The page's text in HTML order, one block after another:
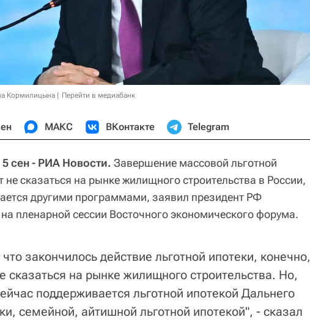
Кормилицына Перейти в медиабанк
МАКС ВКонтакте Telegram
сен - РИА Новости. Завершение массовой льготной
не сказаться на рынке жилищного строительства в России,
другими программами, заявил президент РФ
пленарной сессии Восточного экономического форума.
закончилось действие льготной ипотеки, конечно,
сказаться на рынке жилищного строительства. Но,
поддерживается льготной ипотекой Дальнего
семейной, айтишной льготной ипотекой", - сказал